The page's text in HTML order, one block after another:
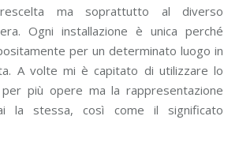
ma soprattutto al diverso
Ogni installazione è unica perché
per un determinato luogo in
A volte mi è capitato di utilizzare lo
più opere ma la rappresentazione
la stessa, così come il significato